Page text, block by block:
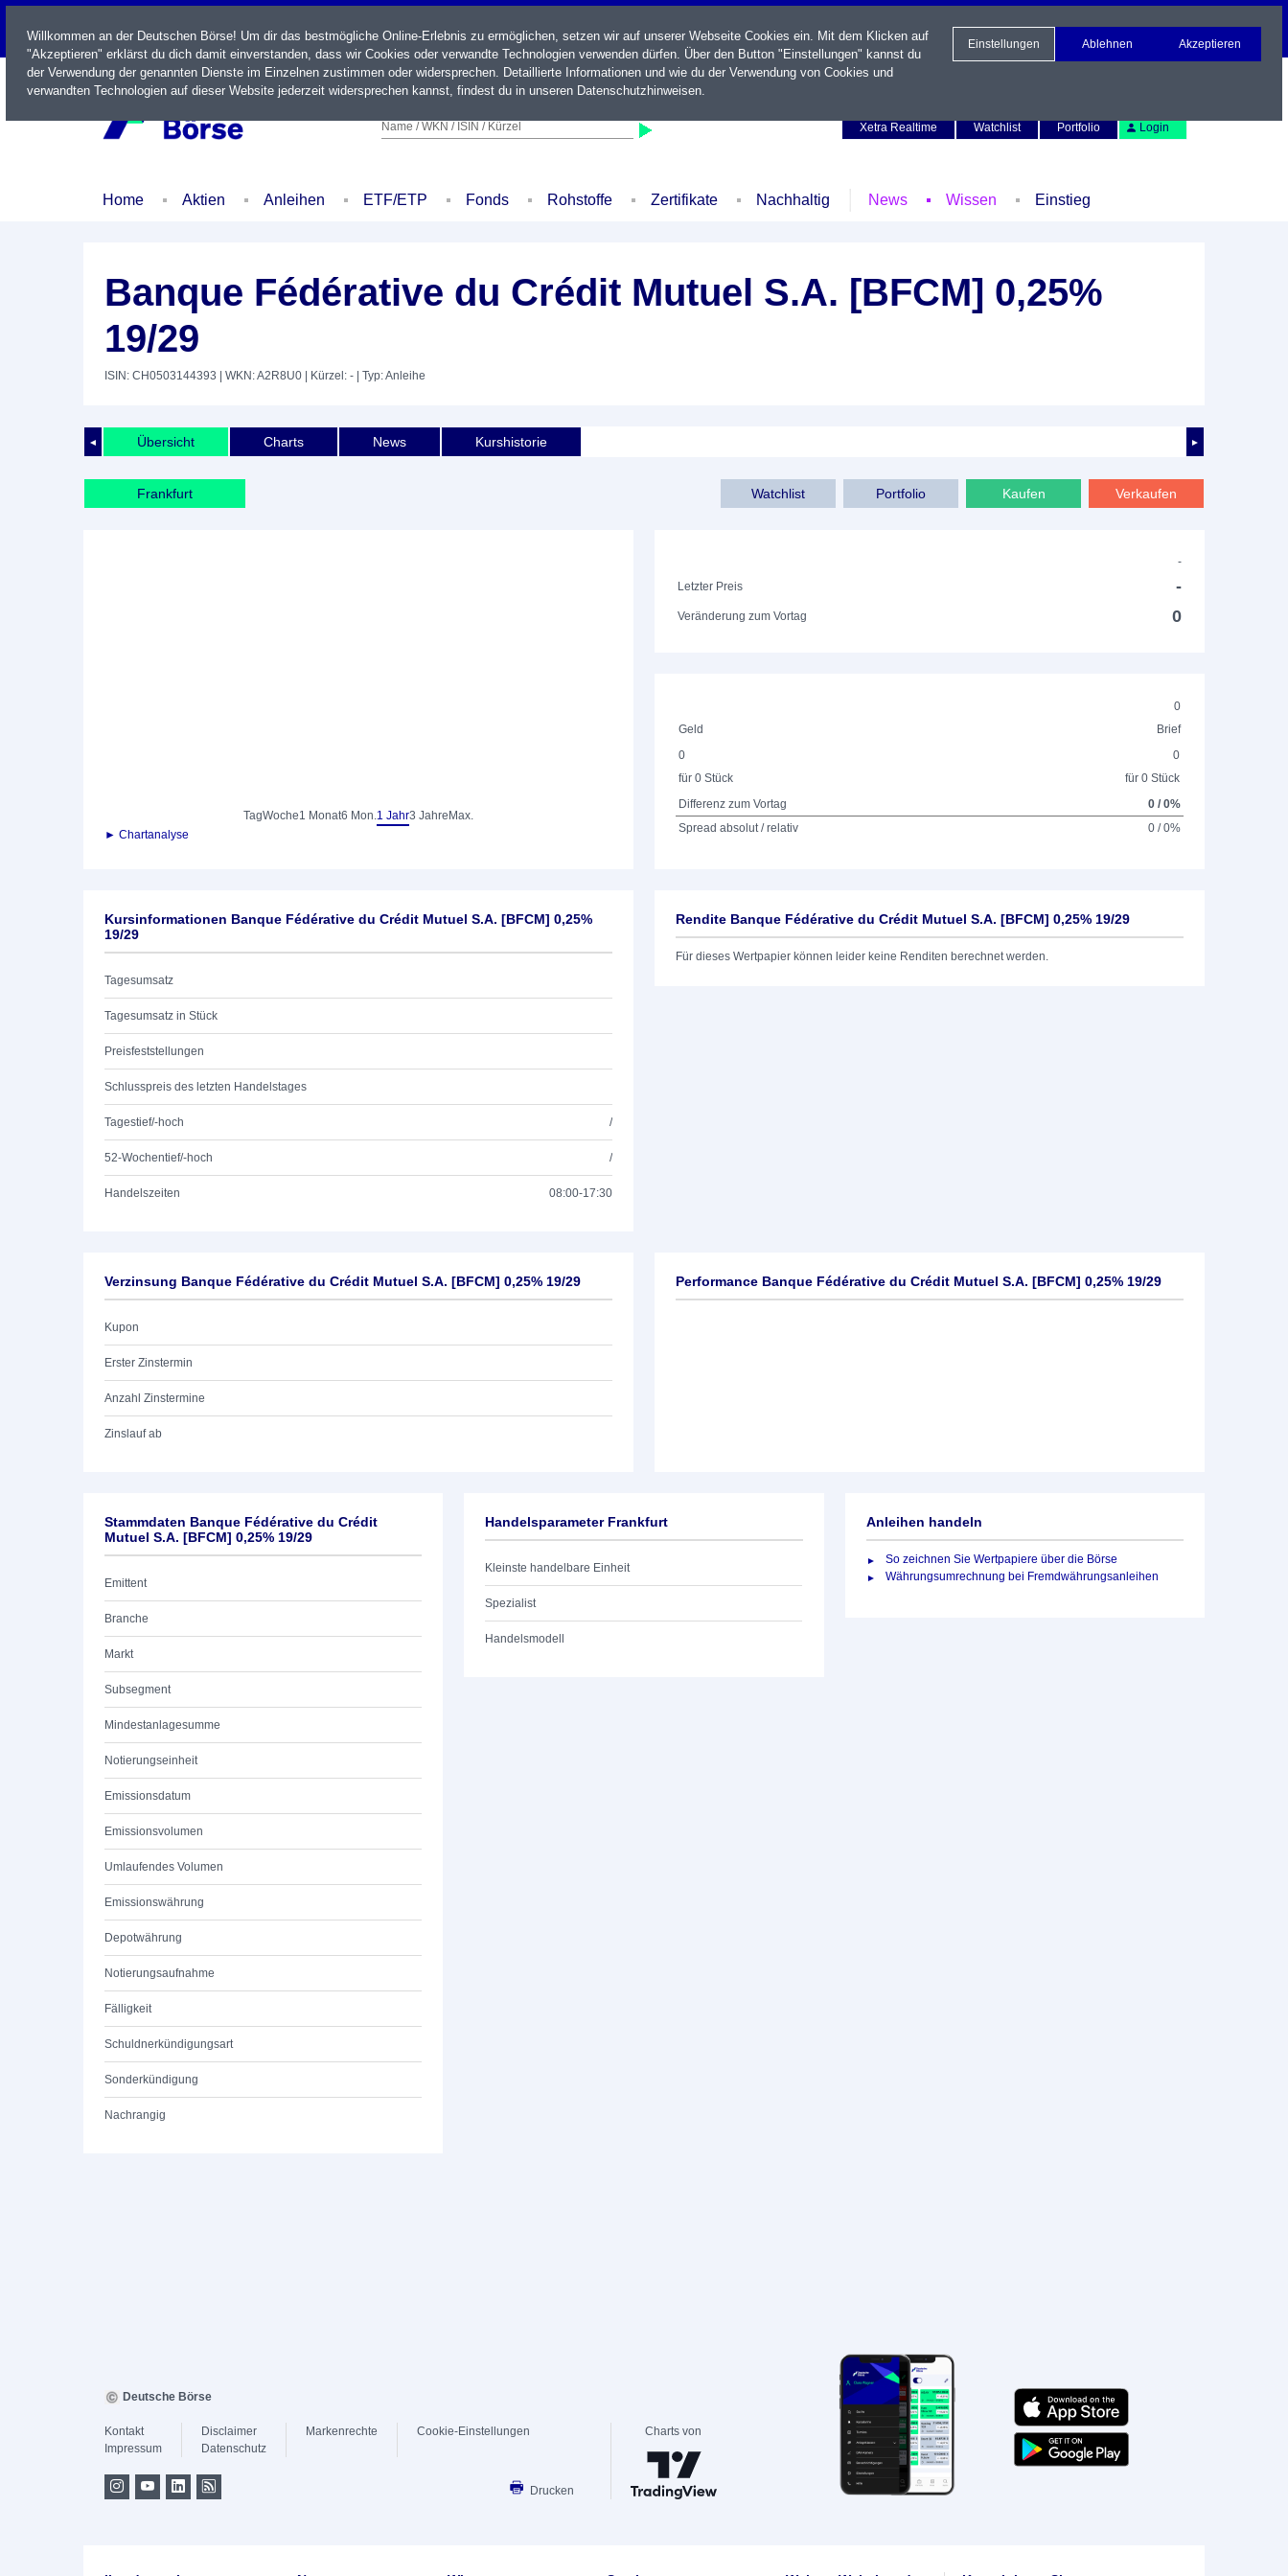
LIVE
Name / WKN / ISIN / Kürzel
Xetra Realtime
Watchlist Portfolio Login
Home Aktien Anleihen ETF/ETP Fonds Rohstoffe Zertifikate Nachhaltig News Wissen Einstieg
Banque Fédérative du Crédit Mutuel S.A. [BFCM] 0,25%
19/29
ISIN: CH0503144393 | WKN: A2R8U0 | Kürzel: - | Typ: Anleihe
◄ ►
Übersicht Charts News Kurshistorie
Frankfurt Verkaufen
Kaufen
Portfolio
Watchlist
TagWoche1 Monat6 Mon.1 Jahr3 Jahre Max.
► Chartanalyse
-
Letzter Preis
-
Veränderung zum Vortag 0
0
Geld
Brief
0
für 0 Stück
0
für 0 Stück
Differenz zum Vortag
0 / 0%
Spread absolut / relativ
0 / 0%
Kursinformationen Banque Fédérative du Crédit Mutuel S.A. [BFCM] 0,25%
19/29
Tagesumsatz
Tagesumsatz in Stück
Preisfeststellungen
Schlusspreis des letzten Handelstages
Tagestief/-hoch /
52-Wochentief/-hoch /
Handelszeiten 08:00-17:30
Rendite Banque Fédérative du Crédit Mutuel S.A. [BFCM] 0,25% 19/29
Für dieses Wertpapier können leider keine Renditen berechnet werden.
Verzinsung Banque Fédérative du Crédit Mutuel S.A. [BFCM] 0,25% 19/29
Kupon
Erster Zinstermin
Anzahl Zinstermine
Zinslauf ab
Performance Banque Fédérative du Crédit Mutuel S.A. [BFCM] 0,25% 19/29
Stammdaten Banque Fédérative du Crédit
Mutuel S.A. [BFCM] 0,25% 19/29
Emittent
Branche
Markt
Subsegment
Mindestanlagesumme
Notierungseinheit
Emissionsdatum
Emissionsvolumen
Umlaufendes Volumen
Emissionswährung
Depotwährung
Notierungsaufnahme
Fälligkeit
Schuldnerkündigungsart
Sonderkündigung
Nachrangig
Handelsparameter Frankfurt
Kleinste handelbare Einheit
Spezialist
Handelsmodell
Anleihen handeln
So zeichnen Sie Wertpapiere über die Börse
Währungsumrechnung bei Fremdwährungsanleihen
Willkommen an der Deutschen Börse! Um dir das bestmögliche Online-Erlebnis zu ermöglichen, setzen wir auf unserer Webseite Cookies ein. Mit dem Klicken auf
"Akzeptieren" erklärst du dich damit einverstanden, dass wir Cookies oder verwandte Technologien verwenden dürfen. Über den Button "Einstellungen" kannst du
der Verwendung der genannten Dienste im Einzelnen zustimmen oder widersprechen. Detaillierte Informationen und wie du der Verwendung von Cookies und
verwandten Technologien auf dieser Website jederzeit widersprechen kannst, findest du in unseren Datenschutzhinweisen.
Einstellungen Ablehnen Akzeptieren
Deutsche Börse
Kontakt
Impressum
Disclaimer
Datenschutz
Markenrechte Cookie-Einstellungen
Drucken
Charts von